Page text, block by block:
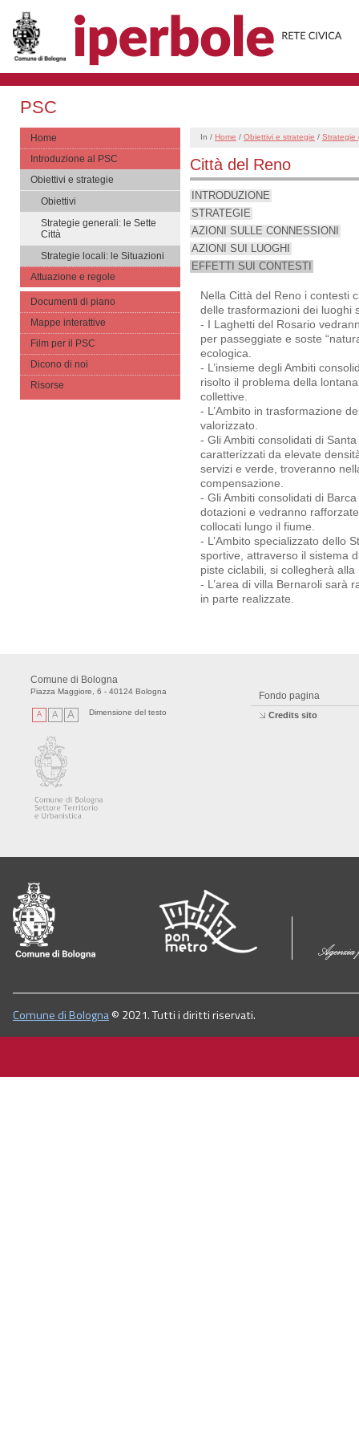
PSC
Home
Introduzione al PSC
Obiettivi e strategie
Obiettivi
Strategie generali: le Sette
Città
Strategie locali: le Situazioni
Attuazione e regole
Documenti di piano
Mappe interattive
Film per il PSC
Dicono di noi
Risorse
In / Home / Obiettivi e strategie / Strategie
Città del Reno
INTRODUZIONE
STRATEGIE
AZIONI SULLE CONNESSIONI
AZIONI SUI LUOGHI
EFFETTI SUI CONTESTI
Nella Città del Reno i contesti
delle trasformazioni dei luoghi
- I Laghetti del Rosario
per passeggiate e soste
ecologica.
- L’insieme degli Ambiti
risolto il problema della
collettive.
- L’Ambito in trasformazione
valorizzato.
- Gli Ambiti consolidati di
caratterizzati da elevate
servizi e verde, troveranno
compensazione.
- Gli Ambiti consolidati di
dotazioni e vedranno
collocati lungo il fiume.
- L’Ambito specializzato dello
sportive, attraverso il sistema
piste ciclabili, si collegherà
- L’area di villa Bernaroli sarà
in parte realizzate.
Comune di Bologna
Piazza Maggiore, 6 - 40124 Bologna
A A A Dimensione del testo
Fondo pagina
Credits sito
Comune di Bologna© 2021. Tutti i diritti riservati.